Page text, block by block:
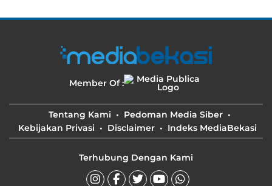
Member Of :
Tentang Kami
Pedoman Media Siber
Kebijakan Privasi
Disclaimer Indeks MediaBekasi
Terhubung Dengan Kami